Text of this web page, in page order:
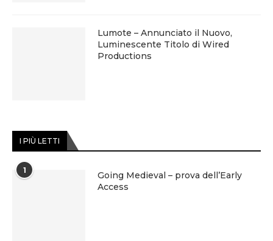
Lumote – Annunciato il Nuovo,
Luminescente Titolo di Wired
Productions
I PIÙ LETTI
1
Going Medieval – prova dell’Early
Access